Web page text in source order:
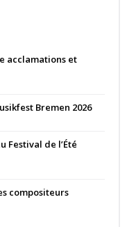
acclamations et
Bremen 2026
Festival de l’Été
compositeurs